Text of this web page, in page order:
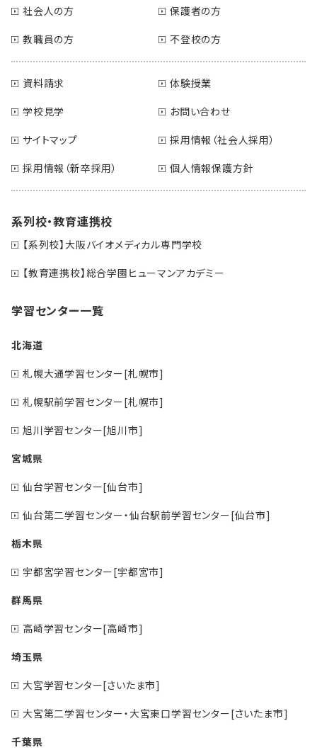
社会人の方
保護者の方
教職員の方
不登校の方
資料請求
体験授業
学校見学
お問い合わせ
サイトマップ
採用情報（社会人採用）
採用情報（新卒採用）
個人情報保護方針
系列校・教育連携校
【系列校】大阪バイオメディカル専門学校
【教育連携校】総合学園ヒューマンアカデミー
学習センター一覧
北海道
札幌大通学習センター[札幌市]
札幌駅前学習センター[札幌市]
旭川学習センター[旭川市]
宮城県
仙台学習センター[仙台市]
仙台第二学習センター・仙台駅前学習センター[仙台市]
栃木県
宇都宮学習センター[宇都宮市]
群馬県
高崎学習センター[高崎市]
埼玉県
大宮学習センター[さいたま市]
大宮第二学習センター・大宮東口学習センター[さいたま市]
千葉県